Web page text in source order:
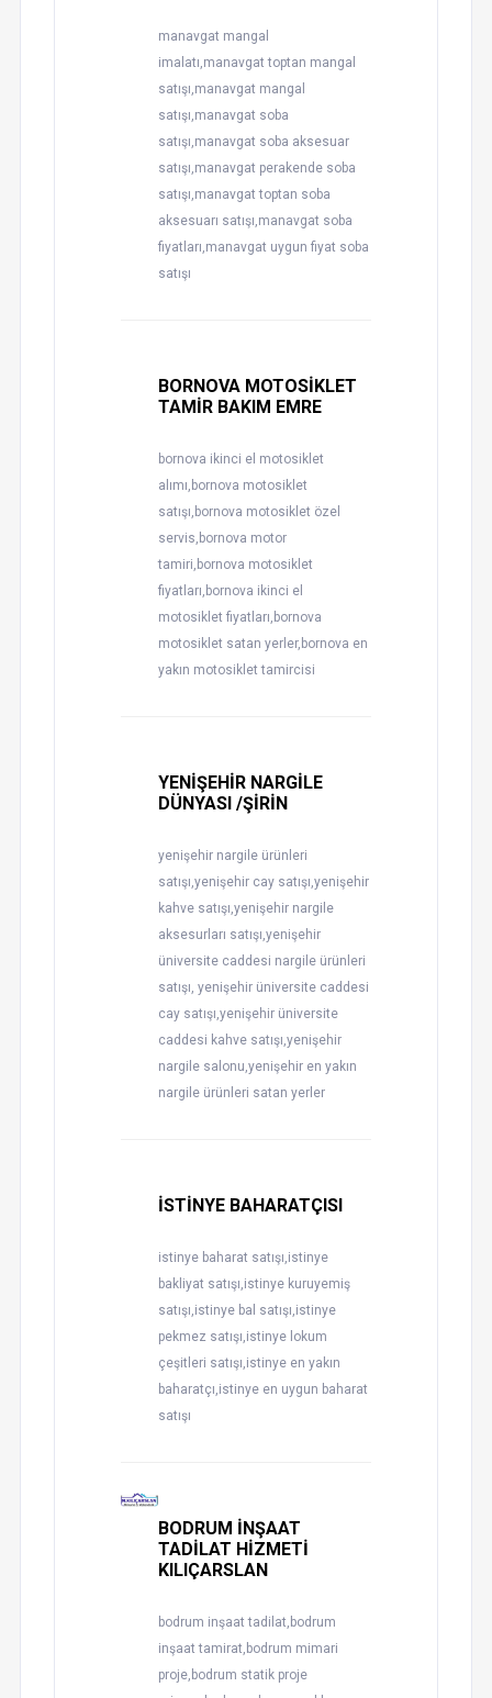
manavgat mangal
imalatı,manavgat toptan mangal
satışı,manavgat mangal
satışı,manavgat soba
satışı,manavgat soba aksesuar
satışı,manavgat perakende soba
satışı,manavgat toptan soba
aksesuarı satışı,manavgat soba
fiyatları,manavgat uygun fiyat soba
satışı
BORNOVA MOTOSİKLET
TAMİR BAKIM EMRE
bornova ikinci el motosiklet
alımı,bornova motosiklet
satışı,bornova motosiklet özel
servis,bornova motor
tamiri,bornova motosiklet
fiyatları,bornova ikinci el
motosiklet fiyatları,bornova
motosiklet satan yerler,bornova en
yakın motosiklet tamircisi
YENİŞEHİR NARGİLE
DÜNYASI /ŞİRİN
yenişehir nargile ürünleri
satışı,yenişehir cay satışı,yenişehir
kahve satışı,yenişehir nargile
aksesurları satışı,yenişehir
üniversite caddesi nargile ürünleri
satışı, yenişehir üniversite caddesi
cay satışı,yenişehir üniversite
caddesi kahve satışı,yenişehir
nargile salonu,yenişehir en yakın
nargile ürünleri satan yerler
İSTİNYE BAHARATÇISI
istinye baharat satışı,istinye
bakliyat satışı,istinye kuruyemiş
satışı,istinye bal satışı,istinye
pekmez satışı,istinye lokum
çeşitleri satışı,istinye en yakın
baharatçı,istinye en uygun baharat
satışı
BODRUM İNŞAAT
TADİLAT HİZMETİ
KILIÇARSLAN
bodrum inşaat tadilat,bodrum
inşaat tamirat,bodrum mimari
proje,bodrum statik proje